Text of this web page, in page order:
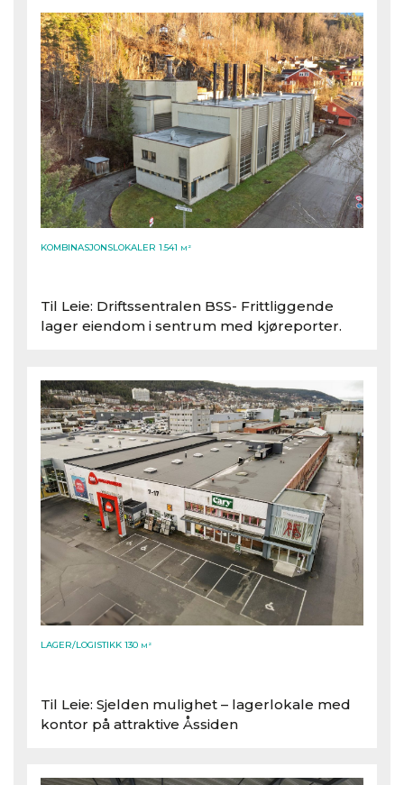
KOMBINASJONSLOKALER 1.541 M²
Til Leie: Driftssentralen BSS- Frittliggende
lager eiendom i sentrum med kjøreporter.
LAGER/LOGISTIKK 130 M²
Til Leie: Sjelden mulighet – lagerlokale med
kontor på attraktive Åssiden